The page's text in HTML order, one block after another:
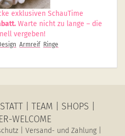
exklusiven SchauTime
Warte nicht zu lange – die
vergeben!
Armreif Ringe
TEAM SHOPS
WELCOME
Versand- und Zahlung